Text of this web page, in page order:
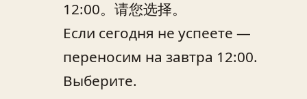
12:00。请您选择。
Если сегодня не успеете —
переносим на завтра 12:00.
Выберите.